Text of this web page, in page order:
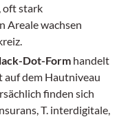
oft stark
Areale wachsen
Dot-Form handelt
auf dem Hautniveau
finden sich
T. interdigitale,